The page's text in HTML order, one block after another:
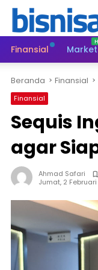
Finansial
Market
Beranda Finansial
Finansial
Sequis
agar
Ahmad Safari
Jumat, 2